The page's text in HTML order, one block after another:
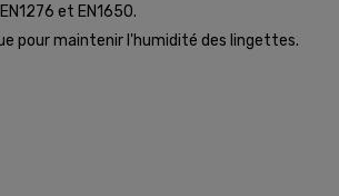
et EN1650.
pour maintenir l'humidité des lingettes.